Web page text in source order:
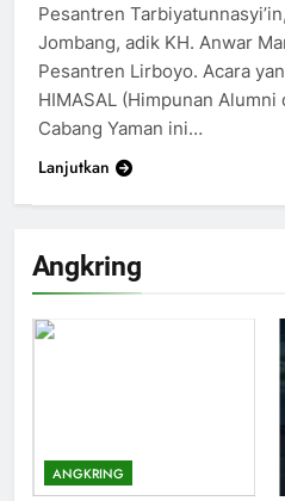
Angkring
ANGKRING
Pesantren
Jombang, adik KH. Anwar
Pesantren Lirboyo. Acara
HIMASAL (Himpunan
Cabang Yaman ini…
Lanjutkan